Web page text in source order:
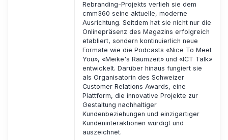
Rebranding-Projekts verlieh sie dem
cmm360 seine aktuelle, moderne
Ausrichtung. Seitdem hat sie nicht nur die
Onlinepräsenz des Magazins erfolgreich
etabliert, sondern kontinuierlich neue
Formate wie die Podcasts «Nice To Meet
You», «Meike's Raumzeit» und «ICT Talk»
entwickelt. Darüber hinaus fungiert sie
als Organisatorin des Schweizer
Customer Relations Awards, eine
Plattform, die innovative Projekte zur
Gestaltung nachhaltiger
Kundenbeziehungen und einzigartiger
Kundeninteraktionen würdigt und
auszeichnet.